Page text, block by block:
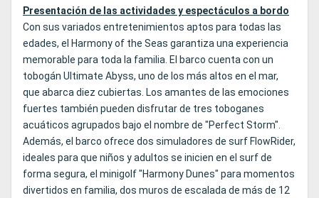
Presentación de las actividades y espectáculos a bordo
Con sus variados entretenimientos aptos para todas las
edades, el Harmony of the Seas garantiza una experiencia
memorable para toda la familia. El barco cuenta con un
tobogán Ultimate Abyss, uno de los más altos en el mar,
que abarca diez cubiertas. Los amantes de las emociones
fuertes también pueden disfrutar de tres toboganes
acuáticos agrupados bajo el nombre de "Perfect Storm".
Además, el barco ofrece dos simuladores de surf FlowRider,
ideales para que niños y adultos se inicien en el surf de
forma segura, el minigolf "Harmony Dunes" para momentos
divertidos en familia, dos muros de escalada de más de 12